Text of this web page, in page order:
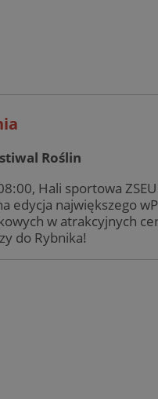
Roślin
Hali sportowa
edycja największego
w atrakcyjnych
do Rybnika!